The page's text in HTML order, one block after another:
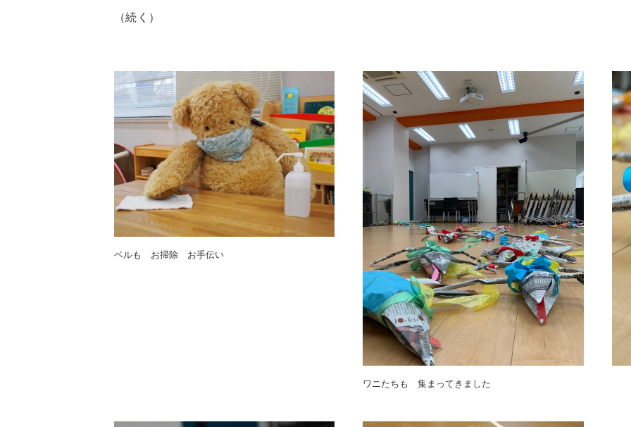
（続く）
ベルも お掃除 お手伝い
ワニたちも 集まってきました